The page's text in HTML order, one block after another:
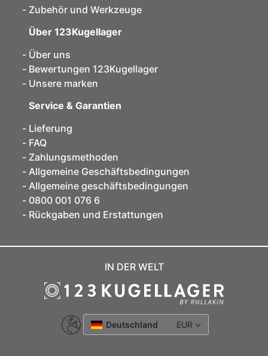
Zubehör und Werkzeuge
Über 123Kugellager
Über uns
Bewertungen 123Kugellager
Unsere marken
Service & Garantien
Lieferung
FAQ
Zahlungsmethoden
Allgemeine Geschäftsbedingungen
Allgemeine geschäftsbedingungen
0800 001 076 6
Rückgaben und Erstattungen
IN DER WELT
Deutschland EUR